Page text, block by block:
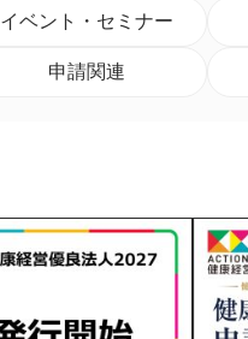
イベント・セミナー
申請関連